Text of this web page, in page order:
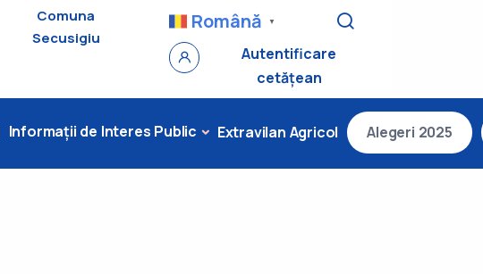
Comuna
Secusigiu
Română ▼
Autentificare
cetățean
Informații de Interes Public Extravilan Agricol Alegeri 2025